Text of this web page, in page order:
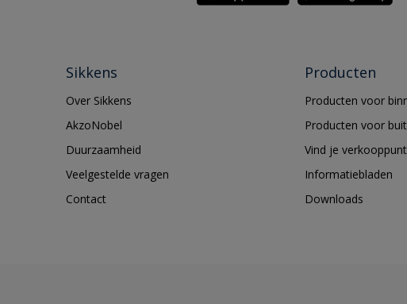
Sikkens
Over Sikkens
AkzoNobel
Duurzaamheid
Veelgestelde vragen
Contact
Producten
Producten voor
Producten voor
Vind je verkooppunt
Informatiebladen
Downloads